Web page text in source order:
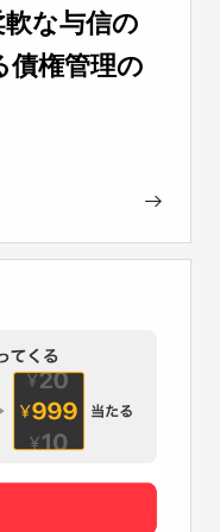
な与信の
債権管理の